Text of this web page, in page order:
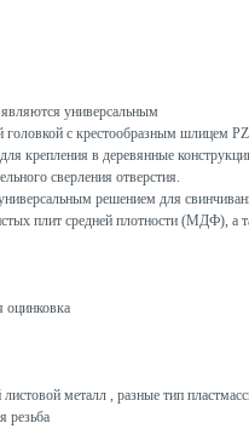
универсальным
с крестообразным шлицем PZ
крепления в деревянные
сверления отверстия.
решением для
плит средней плотности (МДФ), а
оцинковка
металл , разные тип
резьба